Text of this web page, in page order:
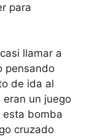
para
llamar a
pensando
de ida al
eran un juego
esta bomba
cruzado